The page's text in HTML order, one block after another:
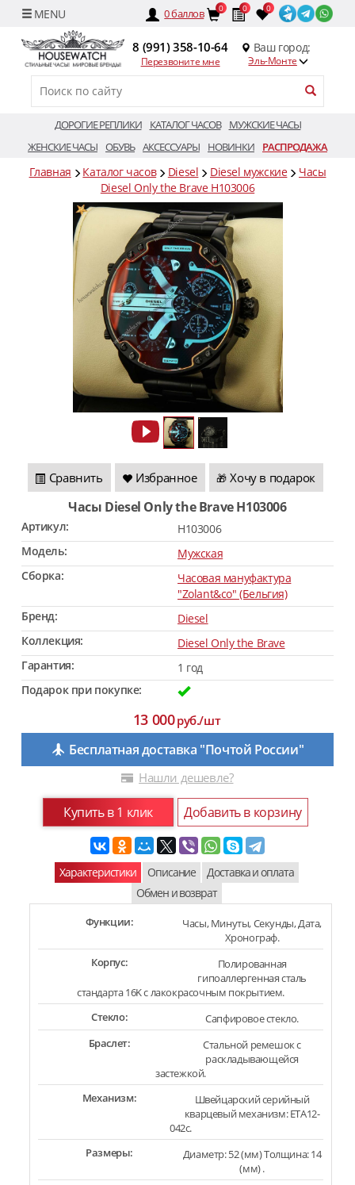
0баллов 0 0 0
8 (991) 358-10-64
Перезвоните мне
Ваш город:
Эль-Монте
ДОРОГИЕ РЕПЛИКИ КАТАЛОГ ЧАСОВ
МУЖСКИЕ ЧАСЫ
ЖЕНСКИЕ ЧАСЫ ОБУВЬ АКСЕССУАРЫ НОВИНКИ РАСПРОДАЖА
Главная Каталог часов Diesel Diesel мужские
Часы
Diesel Only the Brave H103006
Сравнить Избранное 🎁 Хочу в подарок
Часы Diesel Only the Brave H103006
Артикул:
H103006
Модель:
Мужская
Сборка:
Часовая мануфактура
"Zolant&co" (Бельгия)
Бренд:
Diesel
Коллекция:
Diesel Only the Brave
Гарантия:
1 год
Подарок при покупке:
13 000руб./шт
Бесплатная доставка "Почтой России"
Нашли дешевле?
Купить в 1 клик Добавить в корзину
Характеристики Описание
Доставка и оплата
Обмен и возврат
Функции:
Часы, Минуты, Секунды, Дата,
Хронограф.
Корпус:
Полированная
гипоаллергенная сталь
стандарта 16K c лакокрасочным покрытием.
Стекло:
Сапфировое стекло.
Браслет:
Стальной ремешок с
раскладывающейся
застежкой.
Механизм:
Швейцарский серийный
кварцевый механизм: ETA12-
042c.
Размеры:
Диаметр: 52 (мм) Толщина: 14
(мм) .